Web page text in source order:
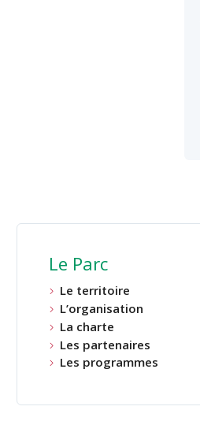
Le Parc
Le territoire
L’organisation
La charte
Les partenaires
Les programmes